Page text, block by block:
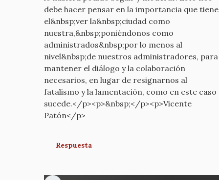
debe hacer pensar en la importancia que tiene
el&nbsp;ver la&nbsp;ciudad como
nuestra,&nbsp;poniéndonos como
administrados&nbsp;por lo menos al
nivel&nbsp;de nuestros administradores, para
mantener el diálogo y la colaboración
necesarios, en lugar de resignarnos al
fatalismo y la lamentación, como en este caso
sucede.</p><p>&nbsp;</p><p>Vicente
Patón</p>
Respuesta